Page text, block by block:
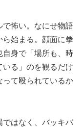
で怖い。なにせ物語
始まる。顔面に拳
自身で「場所も、時
いる」のを観るだけ
って殴られているか
ではなく、バッキバ